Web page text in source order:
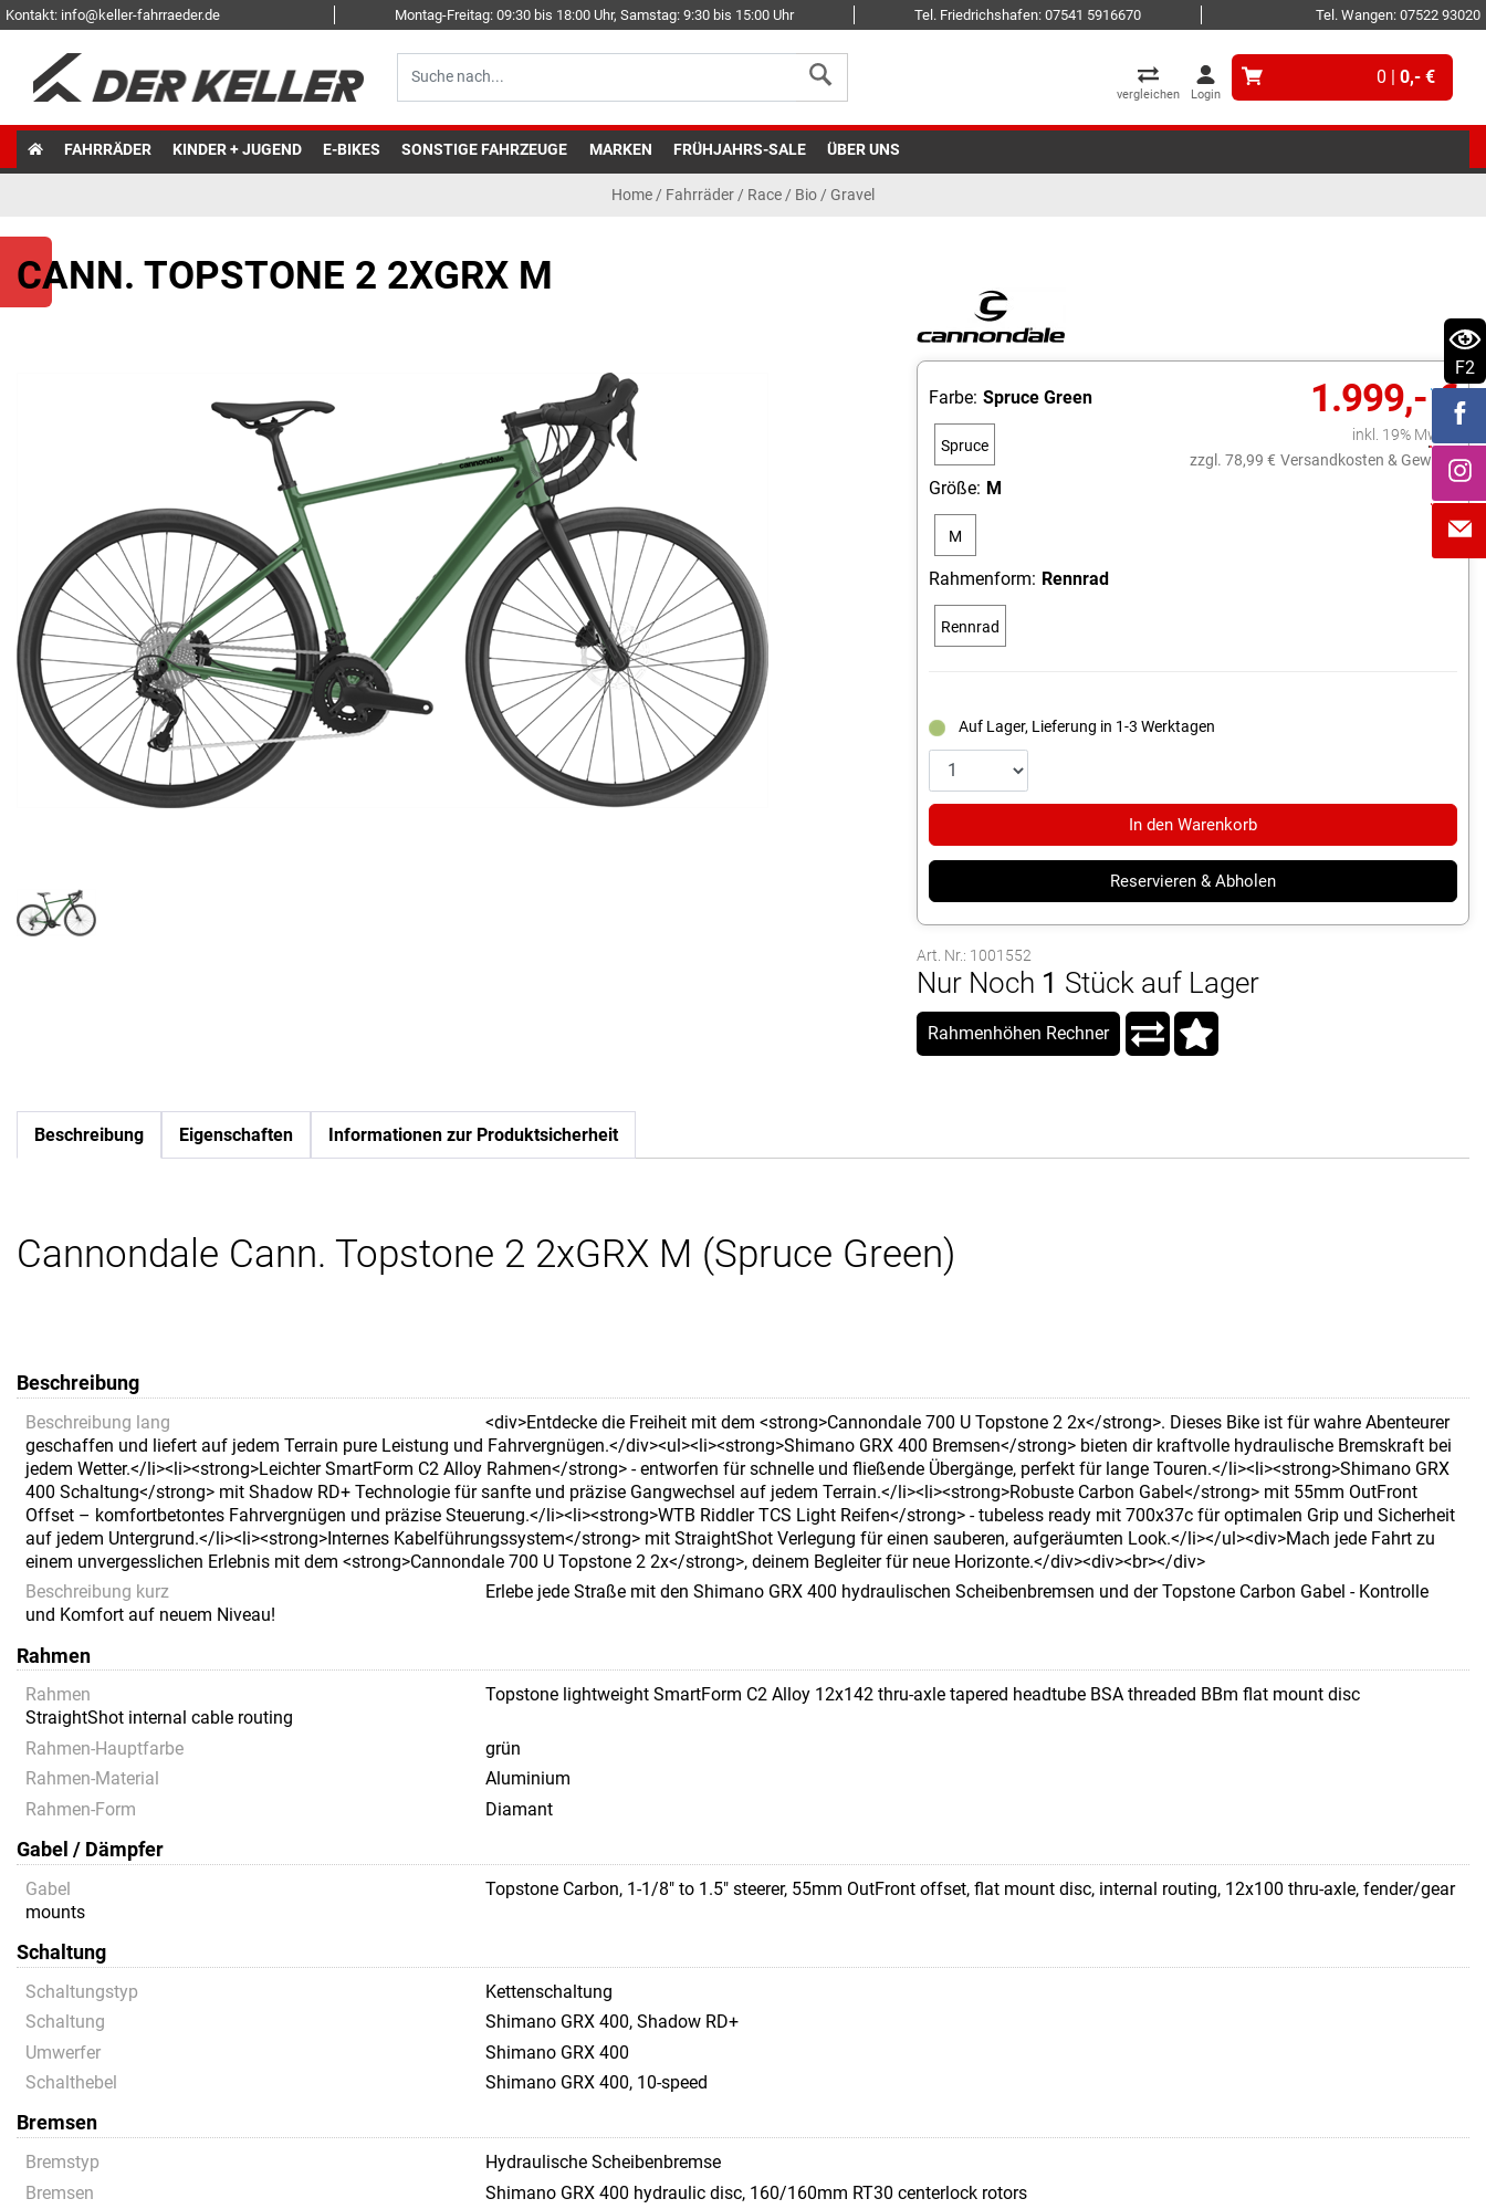
Kontakt: info@keller-fahrraeder.de Montag-Freitag: 09:30 bis 18:00 Uhr, Samstag: 9:30 bis 15:00 Uhr Tel. Friedrichshafen: 07541 5916670 Tel. Wangen: 07522 93020
vergleichen Login
0 | 0,- €
FAHRRÄDER KINDER + JUGEND E-BIKES SONSTIGE FAHRZEUGE MARKEN FRÜHJAHRS-SALE ÜBER UNS
Home / Fahrräder / Race / Bio / Gravel
CANN. TOPSTONE 2 2XGRX M
1.999,- €
inkl. 19% MwSt.
zzgl. 78,99 € Versandkosten & Gewicht
Farbe: Spruce Green
Spruce
Größe: M
M
Rahmenform: Rennrad
Rennrad
Auf Lager, Lieferung in 1-3 Werktagen
In den Warenkorb
Reservieren & Abholen
Art. Nr.: 1001552
Nur Noch 1 Stück auf Lager
Rahmenhöhen Rechner
Beschreibung Eigenschaften Informationen zur Produktsicherheit
Cannondale Cann. Topstone 2 2xGRX M (Spruce Green)
Beschreibung
Beschreibung lang
<div>Entdecke die Freiheit mit dem <strong>Cannondale 700 U Topstone 2 2x</strong>. Dieses Bike ist für wahre Abenteurer
geschaffen und liefert auf jedem Terrain pure Leistung und Fahrvergnügen.</div><ul><li><strong>Shimano GRX 400 Bremsen</strong> bieten dir kraftvolle hydraulische Bremskraft bei
jedem Wetter.</li><li><strong>Leichter SmartForm C2 Alloy Rahmen</strong> - entworfen für schnelle und fließende Übergänge, perfekt für lange Touren.</li><li><strong>Shimano GRX
400 Schaltung</strong> mit Shadow RD+ Technologie für sanfte und präzise Gangwechsel auf jedem Terrain.</li><li><strong>Robuste Carbon Gabel</strong> mit 55mm OutFront
Offset – komfortbetontes Fahrvergnügen und präzise Steuerung.</li><li><strong>WTB Riddler TCS Light Reifen</strong> - tubeless ready mit 700x37c für optimalen Grip und Sicherheit
auf jedem Untergrund.</li><li><strong>Internes Kabelführungssystem</strong> mit StraightShot Verlegung für einen sauberen, aufgeräumten Look.</li></ul><div>Mach jede Fahrt zu
einem unvergesslichen Erlebnis mit dem <strong>Cannondale 700 U Topstone 2 2x</strong>, deinem Begleiter für neue Horizonte.</div><div><br></div>
Beschreibung kurz
Erlebe jede Straße mit den Shimano GRX 400 hydraulischen Scheibenbremsen und der Topstone Carbon Gabel - Kontrolle
und Komfort auf neuem Niveau!
Rahmen
Rahmen
Topstone lightweight SmartForm C2 Alloy 12x142 thru-axle tapered headtube BSA threaded BBm flat mount disc
StraightShot internal cable routing
Rahmen-Hauptfarbe
grün
Rahmen-Material
Aluminium
Rahmen-Form
Diamant
Gabel / Dämpfer
Gabel
Topstone Carbon, 1-1/8" to 1.5" steerer, 55mm OutFront offset, flat mount disc, internal routing, 12x100 thru-axle, fender/gear
mounts
Schaltung
Schaltungstyp
Kettenschaltung
Schaltung
Shimano GRX 400, Shadow RD+
Umwerfer
Shimano GRX 400
Schalthebel
Shimano GRX 400, 10-speed
Bremsen
Bremstyp
Hydraulische Scheibenbremse
Bremsen
Shimano GRX 400 hydraulic disc, 160/160mm RT30 centerlock rotors
F2